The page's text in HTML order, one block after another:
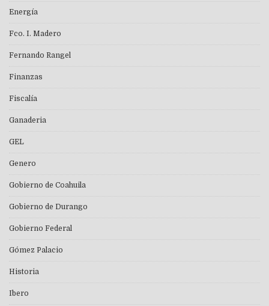
Energía
Fco. I. Madero
Fernando Rangel
Finanzas
Fiscalía
Ganaderia
GEL
Genero
Gobierno de Coahuila
Gobierno de Durango
Gobierno Federal
Gómez Palacio
Historia
Ibero